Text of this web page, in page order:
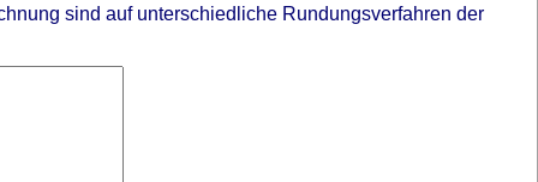
sind auf unterschiedliche Rundungsverfahren der